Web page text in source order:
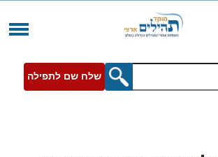
שלח שם לתפילה